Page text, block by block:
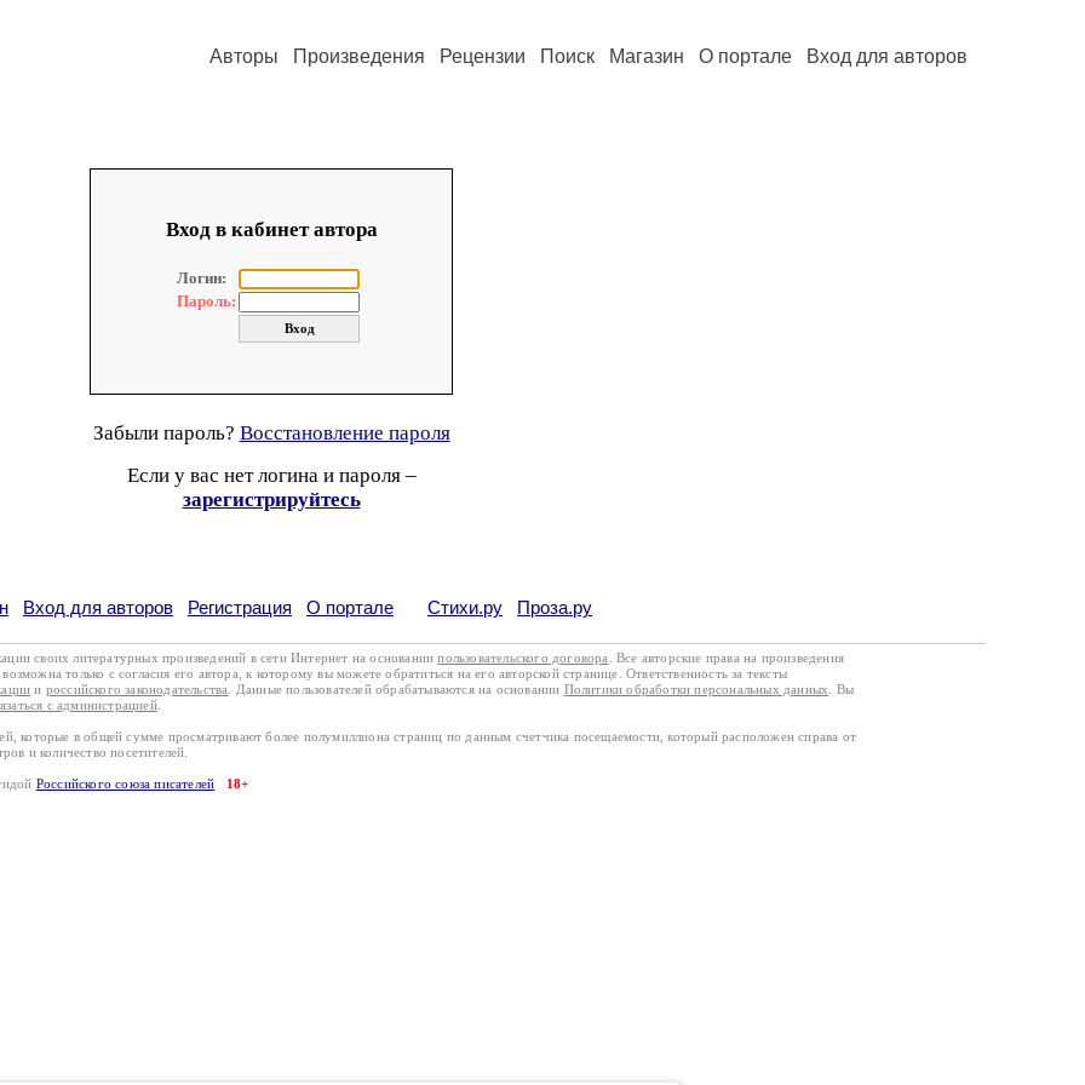
Авторы Произведения Рецензии Поиск Магазин О портале Вход для авторов
Вход в кабинет автора
Логин:
Пароль:
Забыли пароль? Восстановление пароля
Если у вас нет логина и пароля –
зарегистрируйтесь
Вход для авторов Регистрация О портале Стихи.ру Проза.ру
своих литературных произведений в сети Интернет на основаниипользовательского договора
. Все авторские права на произведения
только с согласия его автора, к которому вы можете обратиться на его авторской странице. Ответственность за тексты
и российского законодательства . Данные пользователей обрабатываются на основании Политики обработки персональных данных
. Вы
с администрацией.
которые в общей сумме просматривают более полумиллиона страниц по данным счетчика посещаемости, который расположен справа от
и количество посетителей.
Российского союза писателей 18+